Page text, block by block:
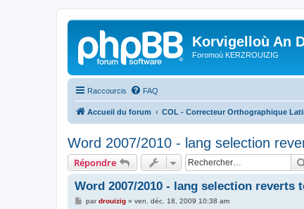
Korvigelloù An
Foromoù KERZROUIZIG
Raccourcis FAQ
Accueil du forum COL - Correcteur Orthographique
Word 2007/2010 - lang selection
Répondre
Word 2007/2010 - lang selection reverts
Mpardrouizig» ven. déc. 18, 2009 10:38 am